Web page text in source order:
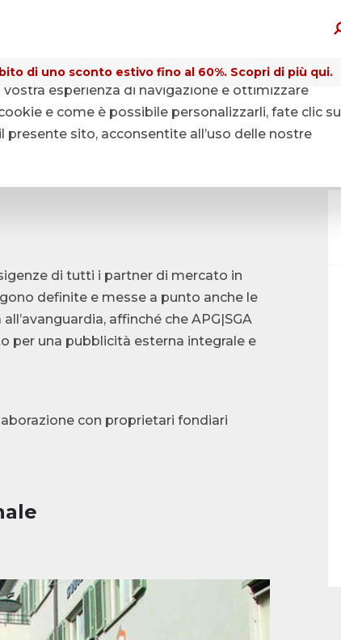
di uno sconto estivo fino al 60%. Scopri di più qui.
pubblici
di tutti i partner di mercato in
definite e messe a punto anche le
affinché che APG|SGA
per una pubblicità esterna integrale e
con proprietari fondiari
esperienza di navigazione e ottimizzare
e come è possibile personalizzarli, fate clic su
sito, acconsentite all’uso delle nostre